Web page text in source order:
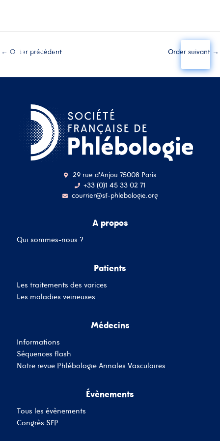
← Order précédent Order suivant →
29 rue d'Anjou 75008 Paris
+33 (0)1 45 33 02 71
courrier@sf-phlebologie.org
A propos
Qui sommes-nous ?
Patients
Les traitements des varices
Les maladies veineuses
Médecins
Informations
Séquences flash
Notre revue Phlébologie Annales Vasculaires
Évènements
Tous les évènements
Congrès SFP
adresse mail
Se souvenir de moi
SE CONNECTER
Inscrivez-Vous